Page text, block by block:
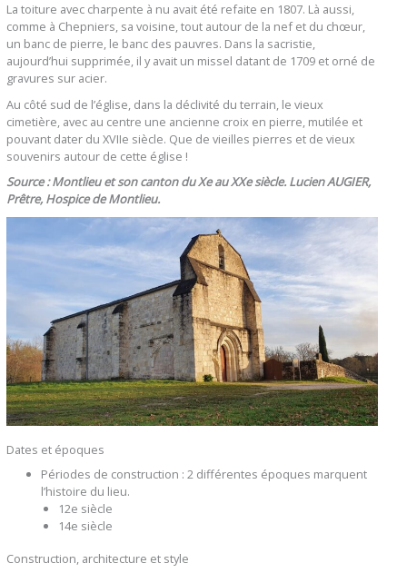
La toiture avec charpente à nu avait été refaite en 1807. Là aussi,
comme à Chepniers, sa voisine, tout autour de la nef et du chœur,
un banc de pierre, le banc des pauvres. Dans la sacristie,
aujourd’hui supprimée, il y avait un missel datant de 1709 et orné de
gravures sur acier.
Au côté sud de l’église, dans la déclivité du terrain, le vieux
cimetière, avec au centre une ancienne croix en pierre, mutilée et
pouvant dater du XVIIe siècle. Que de vieilles pierres et de vieux
souvenirs autour de cette église !
Source : Montlieu et son canton du Xe au XXe siècle. Lucien AUGIER,
Prêtre, Hospice de Montlieu.
Dates et époques
Périodes de construction : 2 différentes époques marquent
l’histoire du lieu.
12e siècle
14e siècle
Construction, architecture et style